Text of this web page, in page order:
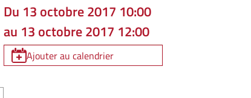
Du 13 octobre 2017 10:00
au 13 octobre 2017 12:00
Ajouter au calendrier